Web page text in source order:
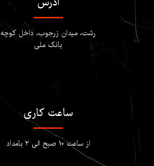
​​​​​​رشت، میدان زرجوب، داخل کوچه
بانک ملی
ساعت کاری
از ساعت ۱۰ صبح الی ۲ بامداد